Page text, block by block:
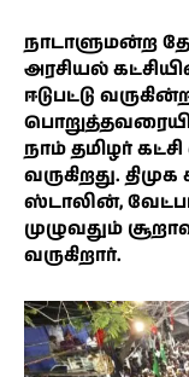
நாடாளுமன்ற
அரசியல்
ஈடுபட்டு
நாம் தமிழர்
வருகிறது.
ஸ்டாலின்,
முழுவதும்
வருகிறார்.